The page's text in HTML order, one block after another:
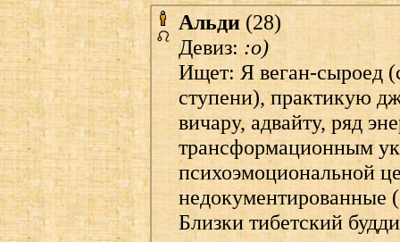
Альди (28)
Девиз::o)
Ищет: Я веган-сыроед
ступени), практикую
вичару, адвайту, ряд
трансформационным
психоэмоциональной
недокументированные
Близки тибетский